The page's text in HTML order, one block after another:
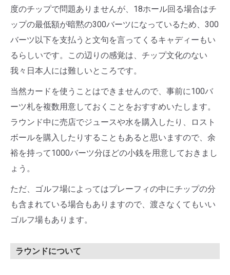
度のチップで問題ありませんが、18ホール回る場合はチ
ップの最低額が暗黙の300バーツになっているため、300
バーツ以下を支払うと文句を言ってくるキャディーもい
るらしいです。この辺りの感覚は、チップ文化のない
我々日本人には難しいところです。
当然カードを使うことはできませんので、事前に100バ
ーツ札を複数用意しておくことをおすすめいたします。
ラウンド中に売店でジュースや水を購入したり、ロスト
ボールを購入したりすることもあると思いますので、余
裕を持って1000バーツ分ほどの小銭を用意しておきまし
ょう。
ただ、ゴルフ場によってはプレーフィの中にチップの分
も含まれている場合もありますので、渡さなくてもいい
ゴルフ場もあります。
ラウンドについて